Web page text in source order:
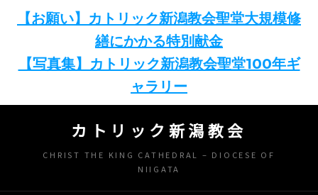
【お願い】カトリック新潟教会聖堂大規模修
繕にかかる特別献金
【写真集】カトリック新潟教会聖堂100年ギ
ャラリー
content
カトリック新潟教会
CHRIST THE KING CATHEDRAL – DIOCESE OF
NIIGATA